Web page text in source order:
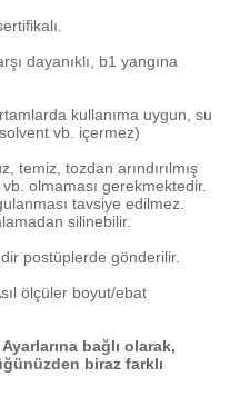
dayanıklı, b1 yangına
kullanıma uygun, su
vb. içermez)
temiz, tozdan arındırılmış
olmaması gerekmektedir.
tavsiye edilmez.
silinebilir.
postüplerde gönderilir.
ölçüler boyut/ebat
bağlı olarak,
biraz farklı